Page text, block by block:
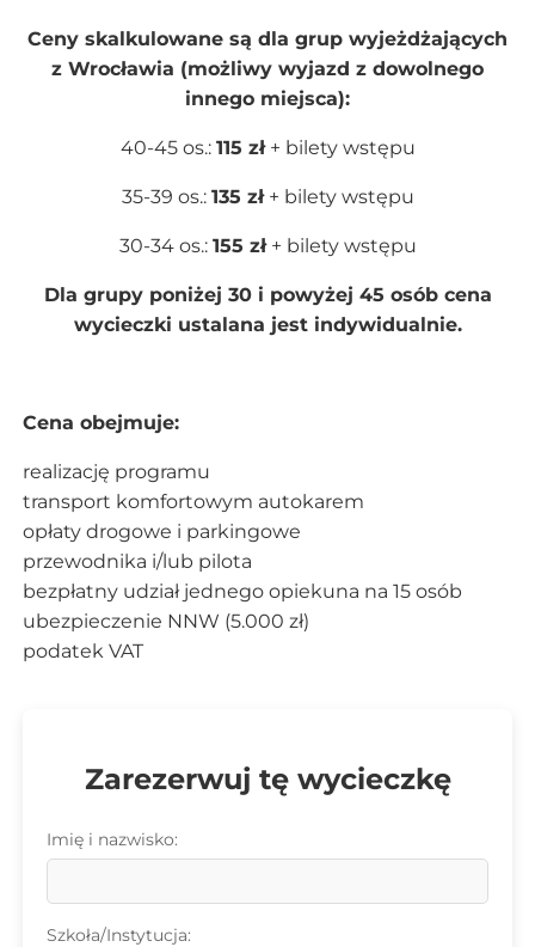
Ceny skalkulowane są dla grup wyjeżdżających
z Wrocławia (możliwy wyjazd z dowolnego
innego miejsca):
40-45 os.: 115 zł+ bilety wstępu
35-39 os.: 135 zł+ bilety wstępu
30-34 os.: 155 zł+ bilety wstępu
Dla grupy poniżej 30 i powyżej 45 osób cena
wycieczki ustalana jest indywidualnie.
Cena obejmuje:
realizację programu
transport komfortowym autokarem
opłaty drogowe i parkingowe
przewodnika i/lub pilota
bezpłatny udział jednego opiekuna na 15 osób
ubezpieczenie NNW (5.000 zł)
podatek VAT
Zarezerwuj tę wycieczkę
Imię i nazwisko:
Szkoła/Instytucja: